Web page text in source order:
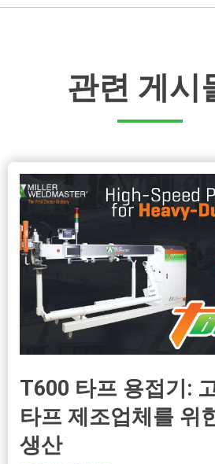
관련 게시
T600 타프 용접기:
타프 제조업체를 위
생산